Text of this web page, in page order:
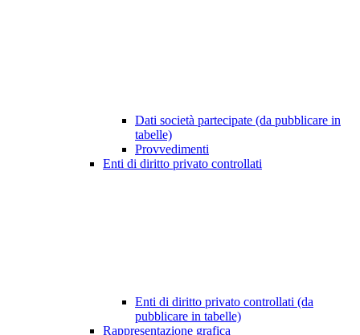
Dati società partecipate (da pubblicare in
tabelle)
Provvedimenti
Enti di diritto privato controllati
Enti di diritto privato controllati (da
pubblicare in tabelle)
Rappresentazione grafica